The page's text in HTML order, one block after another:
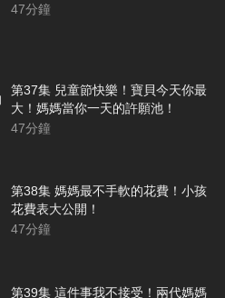
47分鐘
第37集 兒童節快樂！寶貝今天你最
大！媽媽當你一天的許願池！
47分鐘
第38集 媽媽最不手軟的花費！小孩
花費表大公開！
47分鐘
第39集 這件事我不接受！兩代媽媽